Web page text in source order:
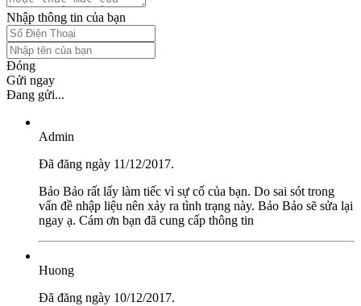
Nhập thông tin của bạn
Đóng
Gửi ngay
Đang gửi...
Admin
Đã đăng ngày 11/12/2017.
Bảo Bảo rất lấy làm tiếc vì sự cố của bạn. Do sai sót trong
vấn đề nhập liệu nên xảy ra tình trạng này. Bảo Bảo sẽ sửa lại
ngay ạ. Cám ơn bạn đã cung cấp thông tin
Huong
Đã đăng ngày 10/12/2017.